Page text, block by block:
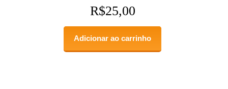
R$25,00
Adicionar ao carrinho